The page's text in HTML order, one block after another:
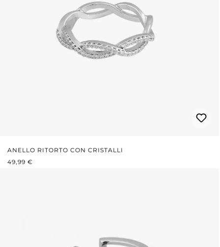
ANELLO RITORTO CON CRISTALLI
PREZZO NORMALE:
49,99 €